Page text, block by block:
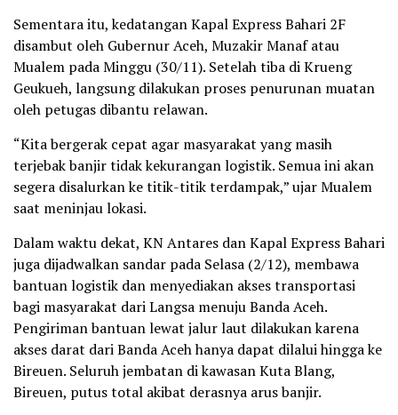
Sementara itu, kedatangan Kapal Express Bahari 2F
disambut oleh Gubernur Aceh, Muzakir Manaf atau
Mualem pada Minggu (30/11). Setelah tiba di Krueng
Geukueh, langsung dilakukan proses penurunan muatan
oleh petugas dibantu relawan.
“Kita bergerak cepat agar masyarakat yang masih
terjebak banjir tidak kekurangan logistik. Semua ini akan
segera disalurkan ke titik-titik terdampak,” ujar Mualem
saat meninjau lokasi.
Dalam waktu dekat, KN Antares dan Kapal Express Bahari
juga dijadwalkan sandar pada Selasa (2/12), membawa
bantuan logistik dan menyediakan akses transportasi
bagi masyarakat dari Langsa menuju Banda Aceh.
Pengiriman bantuan lewat jalur laut dilakukan karena
akses darat dari Banda Aceh hanya dapat dilalui hingga ke
Bireuen. Seluruh jembatan di kawasan Kuta Blang,
Bireuen, putus total akibat derasnya arus banjir.